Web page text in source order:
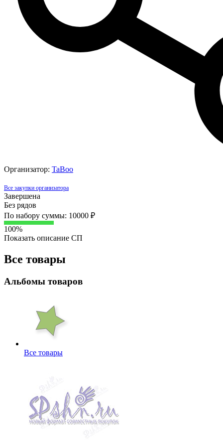
Организатор: TaBoo
Все закупки организатора
Завершена
Без рядов
По набору суммы: 10000 ₽
100%
Показать описание СП
Все товары
Альбомы товаров
Все товары